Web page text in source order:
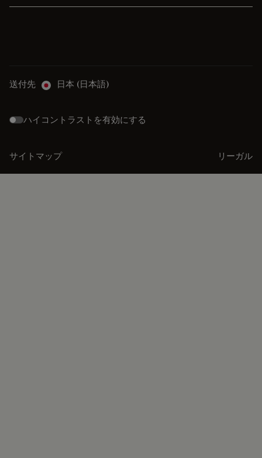
送付先 日本 (日本語)
ハイコントラストを有効にする
サイトマップ リーガル